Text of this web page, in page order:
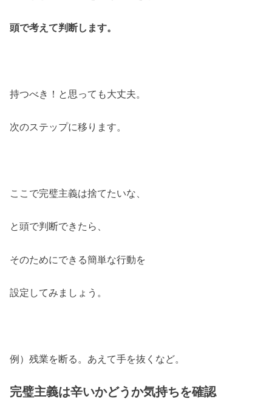
頭で考えて判断します。
持つべき！と思っても大丈夫。
次のステップに移ります。
ここで完璧主義は捨てたいな、
と頭で判断できたら、
そのためにできる簡単な行動を
設定してみましょう。
例）残業を断る。あえて手を抜くなど。
完璧主義は辛いかどうか気持ちを確認